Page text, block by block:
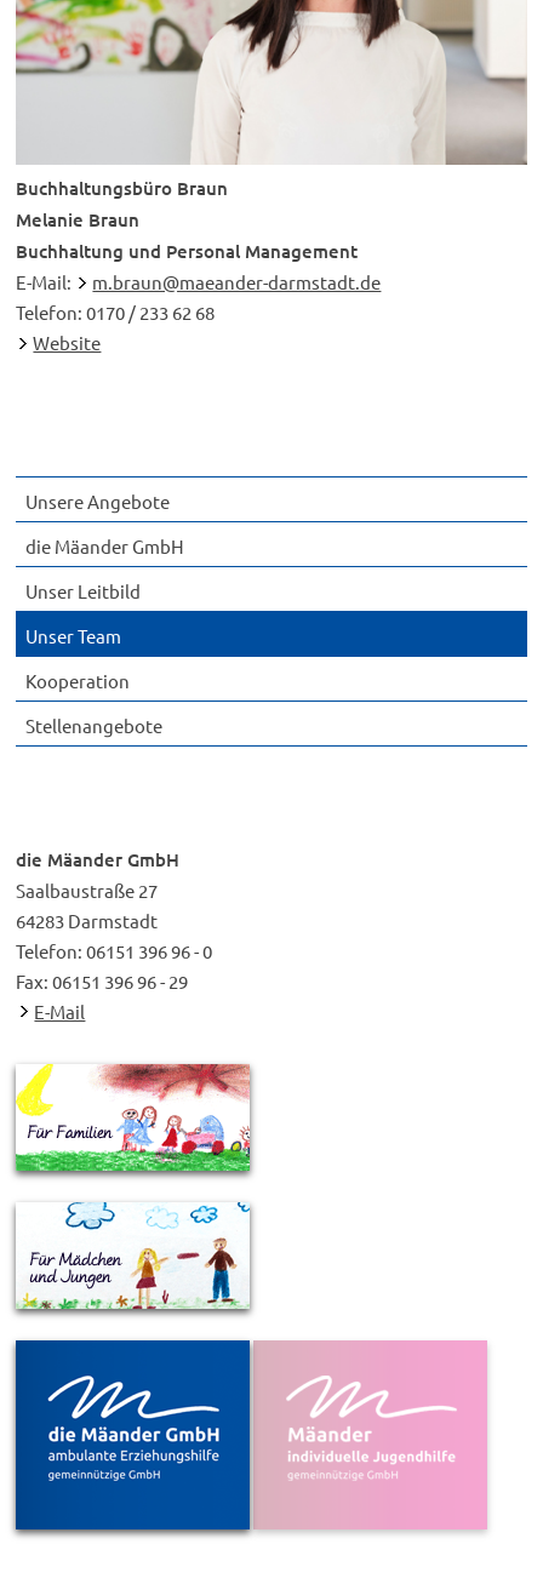
Buchhaltungsbüro Braun
Melanie Braun
Buchhaltung und Personal Management
E-Mail:
m.braun@maeander-darmstadt.de
Telefon: 0170 / 233 62 68
Website
Unsere Angebote
die Mäander GmbH
Unser Leitbild
Unser Team
Kooperation
Stellenangebote
die Mäander GmbH
Saalbaustraße 27
64283 Darmstadt
Telefon: 06151 396 96 - 0
Fax: 06151 396 96 - 29
E-Mail